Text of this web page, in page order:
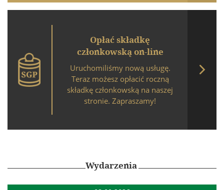
Opłać składkę
członkowską on-line
Uruchomiliśmy nową usługę.
Teraz możesz opłacić roczną
składkę członkowską na naszej
stronie. Zapraszamy!

Wydarzenia